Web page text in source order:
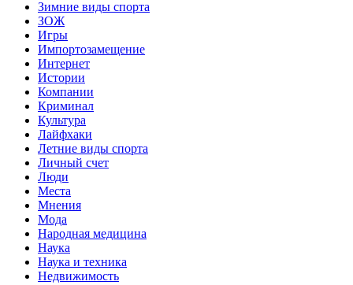
Зимние виды спорта
ЗОЖ
Игры
Импортозамещение
Интернет
Истории
Компании
Криминал
Культура
Лайфхаки
Летние виды спорта
Личный счет
Люди
Места
Мнения
Мода
Народная медицина
Наука
Наука и техника
Недвижимость